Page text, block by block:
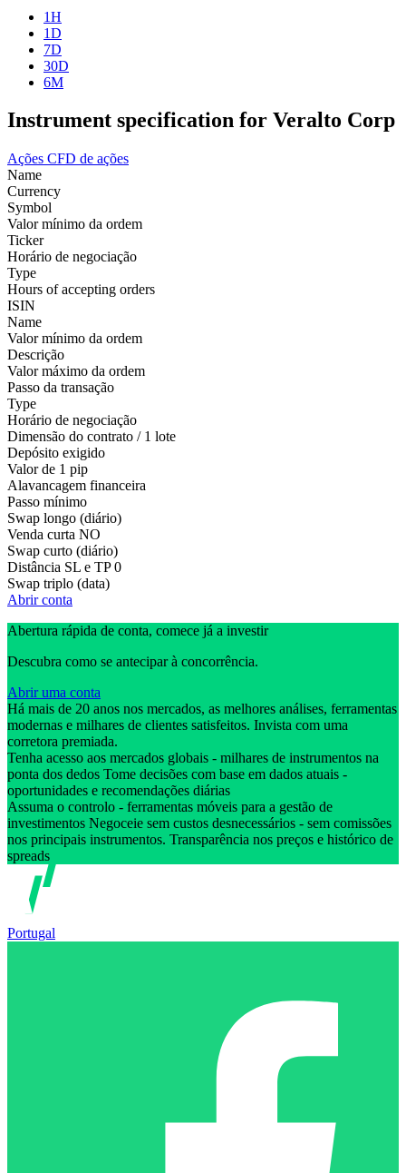
1H
1D
7D
30D
6M
Instrument specification for Veralto Corp
Ações CFD de ações
Name
Currency
Symbol
Valor mínimo da ordem
Ticker
Horário de negociação
Type
Hours of accepting orders
ISIN
Name
Valor mínimo da ordem
Descrição
Valor máximo da ordem
Passo da transação
Type
Horário de negociação
Dimensão do contrato / 1 lote
Depósito exigido
Valor de 1 pip
Alavancagem financeira
Passo mínimo
Swap longo (diário)
Venda curta NO
Swap curto (diário)
Distância SL e TP 0
Swap triplo (data)
Abrir conta
Abertura rápida de conta, comece já a investir
Descubra como se antecipar à concorrência.
Abrir uma conta
Há mais de 20 anos nos mercados, as melhores análises, ferramentas
modernas e milhares de clientes satisfeitos. Invista com uma
corretora premiada.
Tenha acesso aos mercados globais - milhares de instrumentos na
ponta dos dedos Tome decisões com base em dados atuais -
oportunidades e recomendações diárias
Assuma o controlo - ferramentas móveis para a gestão de
investimentos Negoceie sem custos desnecessários - sem comissões
nos principais instrumentos. Transparência nos preços e histórico de
spreads
Portugal